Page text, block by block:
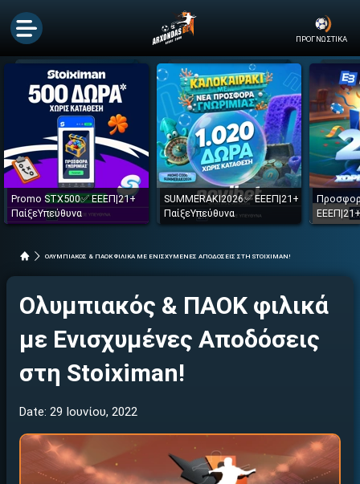
ΠΡΟΓΝΩΣΤΙΚΑ
Promo STX500✅ ΕΕΕΠ|21+
ΠαίξεΥπεύθυνα
SUMMERAKI2026✅ ΕΕΕΠ|21+
ΠαίξεΥπεύθυνα
ΟΛΥΜΠΙΑΚΟΣ & ΠΑΟΚ ΦΙΛΙΚΑ ΜΕ ΕΝΙΣΧΥΜΕΝΕΣ ΑΠΟΔΟΣΕΙΣ ΣΤΗ STOIXIMAN!
Ολυμπιακός & ΠΑΟΚ φιλικά
με Ενισχυμένες Αποδόσεις
στη Stoiximan!
Date: 29 Ιουνίου, 2022